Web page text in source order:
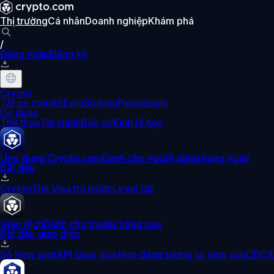
Thị trườngCá nhânDoanh nghiệpKhám phá
/
Đăng nhậpĐăng ký
Crypto
Tất cả coinRổEarnStakingPerpetuals
Dự đoán
Thể thaoTài chínhBầu cửKinh tế học
Ứng dụng Crypto.comDành cho người dùng hàng ngày
Bắt đầu
CryptoThẻ Visa trả trướcLevel Up
Giao dịchDành cho trader nâng cao
Bắt đầu giao dịch
Sổ lệnh spotAPI Giao dịchHợp đồng tương lai vĩnh cửu